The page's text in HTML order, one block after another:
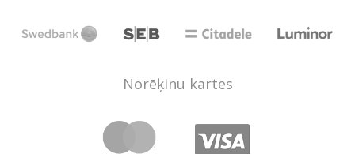
Norēķinu kartes